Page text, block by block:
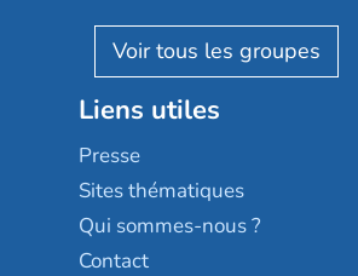
Reseda
Stella management
Les villages d'or
Sérénys
Résidences services Villa
Résidalya
Groupe aplus
AGE D'OR Services
Liens utiles
Presse
Sites thématiques
Qui sommes-nous ?
Contact